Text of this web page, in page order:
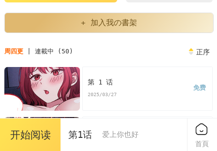
+ 加入我の書架
周四更| 連載中 (50) 正序
第 1 话
2025/03/27
免费
第 2 话
开始阅读 第1话 爱上你也好
首頁